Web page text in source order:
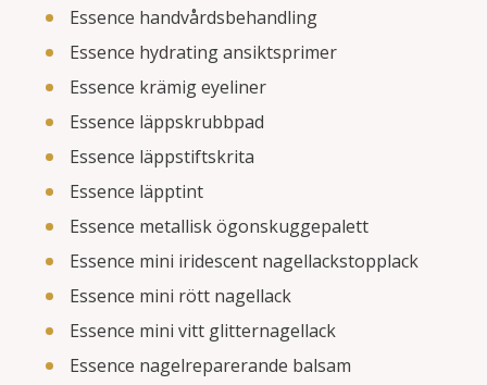
Essence handvårdsbehandling
Essence hydrating ansiktsprimer
Essence krämig eyeliner
Essence läppskrubbpad
Essence läppstiftskrita
Essence läpptint
Essence metallisk ögonskuggepalett
Essence mini iridescent nagellackstopplack
Essence mini rött nagellack
Essence mini vitt glitternagellack
Essence nagelreparerande balsam